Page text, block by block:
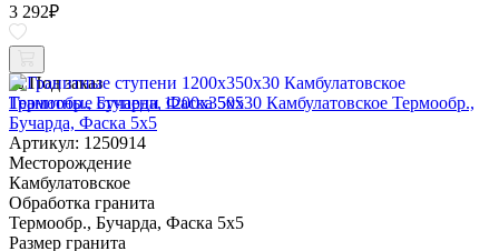
3 292₽
Под заказ
Гранитные ступени 1200x350x30 Камбулатовское Термообр.,
Бучарда, Фаска 5x5
Артикул: 1250914
Месторождение
Камбулатовское
Обработка гранита
Термообр., Бучарда, Фаска 5x5
Размер гранита